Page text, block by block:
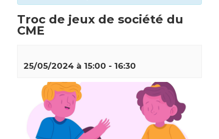
Troc de jeux de société du
CME
25/05/2024 à 15:00 - 16:30